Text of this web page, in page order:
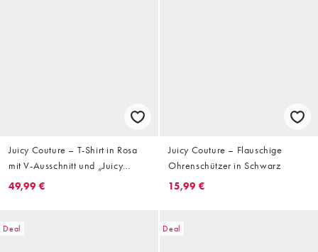
Juicy Couture – T-Shirt in Rosa
mit V-Ausschnitt und „Juicy
Wag“-Logoprint
49,99 €
Juicy Couture – Flauschige
Ohrenschützer in Schwarz
15,99 €
Deal Deal